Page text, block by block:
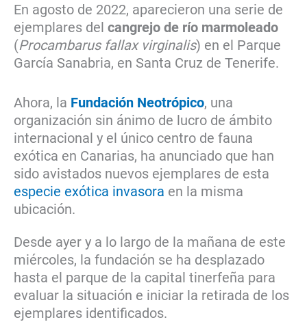
En agosto de 2022, aparecieron una serie de
ejemplares del cangrejo de río marmoleado
(Procambarus fallax virginalis) en el Parque
García Sanabria, en Santa Cruz de Tenerife.
Ahora, la Fundación Neotrópico, una
organización sin ánimo de lucro de ámbito
internacional y el único centro de fauna
exótica en Canarias, ha anunciado que han
sido avistados nuevos ejemplares de esta
especie exótica invasora en la misma
ubicación.
Desde ayer y a lo largo de la mañana de este
miércoles, la fundación se ha desplazado
hasta el parque de la capital tinerfeña para
evaluar la situación e iniciar la retirada de los
ejemplares identificados.